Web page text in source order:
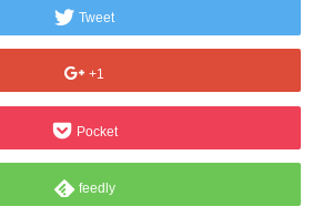
Tweet
+1
Pocket
feedly